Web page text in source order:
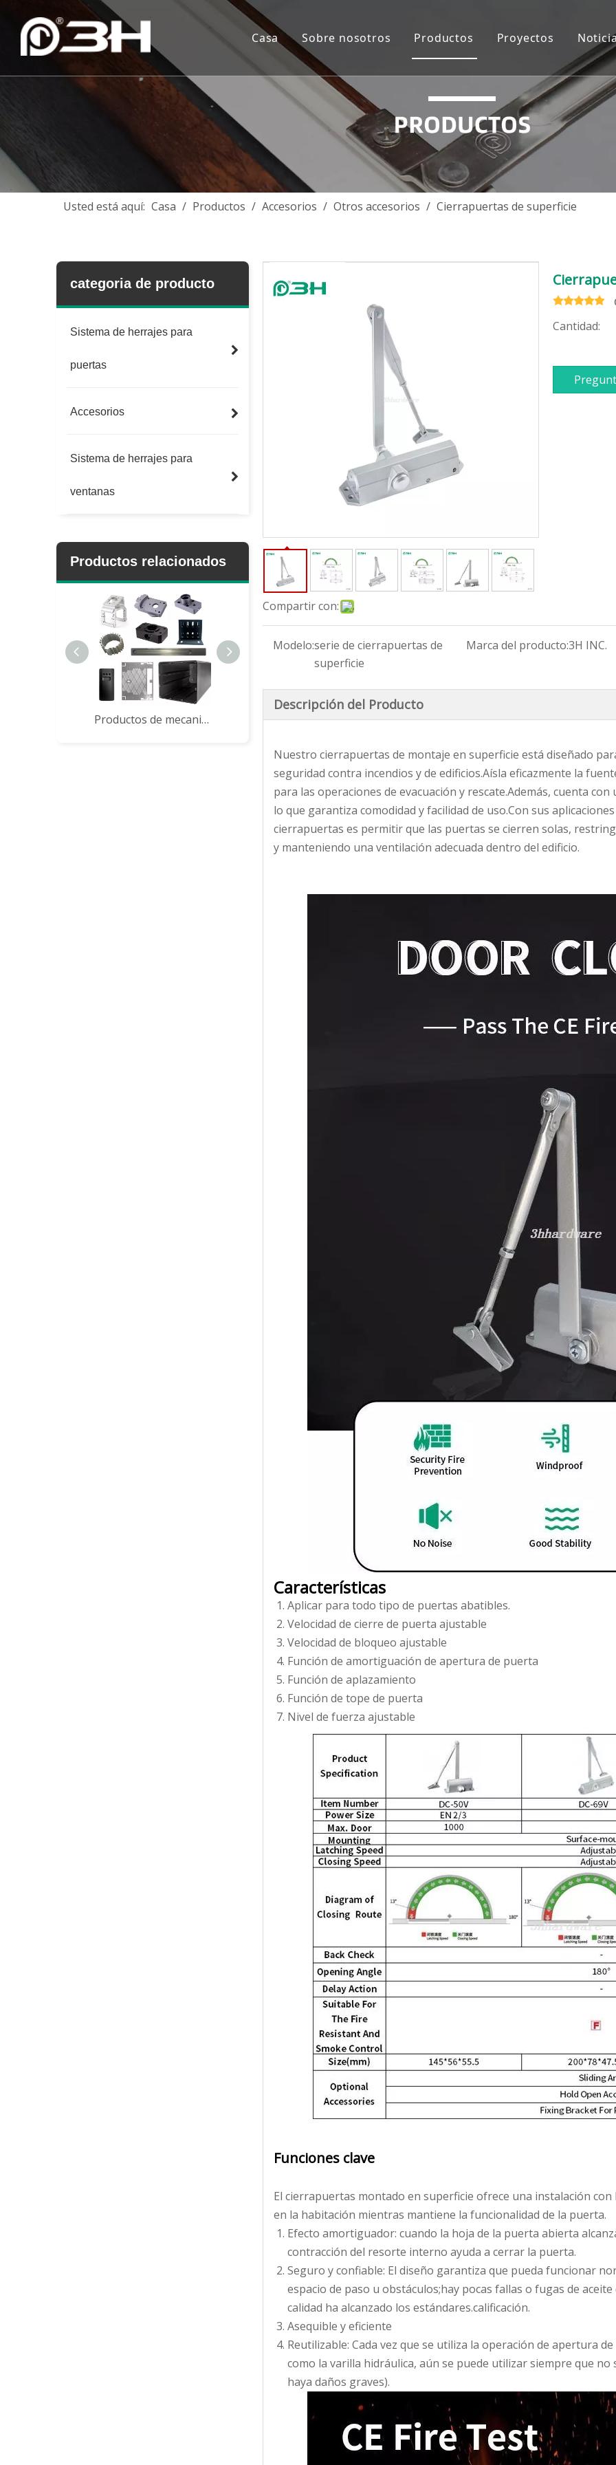
Casa Sobre nosotros
Introducción de la Compañía
Videos
Productos
Solución de sistema de ventanas
Solución del sistema de puerta de
Accesorios de aluminio
Accesorios de vidrio
Accesorios de puerta de madera
Proyectos
Asia más del sudo
Oceanía
Asia del Sur-Medio
Europa
África
Usted está aquí: Casa / Productos / Accesorios / Otros accesorios / Cierrapuertas de superficie
categoria de producto
Sistema de herrajes para
puertas
Accesorios
Sistema de herrajes para
ventanas
Productos relacionados
Productos de mecanizado CNC Productos de estampado de acero inoxidable Serie de manijas de ventana de aluminio Conector de esquina de perfil de aluminio Serie CCG
Compartir con:
Cantidad:
Modelo:serie de cierrapuertas de
superficie
Marca del producto:3H INC.
Descripción del Producto
Nuestro cierrapuertas de montaje en superficie está diseñado
seguridad contra incendios y de edificios.Aísla eficazmente la
para las operaciones de evacuación y rescate.Además, cuenta
lo que garantiza comodidad y facilidad de uso.Con sus
cierrapuertas es permitir que las puertas se cierren solas,
y manteniendo una ventilación adecuada dentro del edificio.
Características
Aplicar para todo tipo de puertas abatibles.
Velocidad de cierre de puerta ajustable
Velocidad de bloqueo ajustable
Función de amortiguación de apertura de puerta
Función de aplazamiento
Función de tope de puerta
Nivel de fuerza ajustable
Funciones clave
El cierrapuertas montado en superficie ofrece una instalación
en la habitación mientras mantiene la funcionalidad de la puerta.
Efecto amortiguador: cuando la hoja de la puerta abierta
contracción del resorte interno ayuda a cerrar la puerta.
Seguro y confiable: El diseño garantiza que pueda funcionar
espacio de paso u obstáculos;hay pocas fallas o fugas de
calidad ha alcanzado los estándares.calificación.
Asequible y eficiente
Reutilizable: Cada vez que se utiliza la operación de apertura
como la varilla hidráulica, aún se puede utilizar siempre que
haya daños graves).